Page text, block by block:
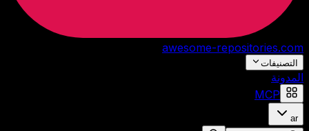
awesome-repositories.com
التصنيفات
المدونة
MCP
ar